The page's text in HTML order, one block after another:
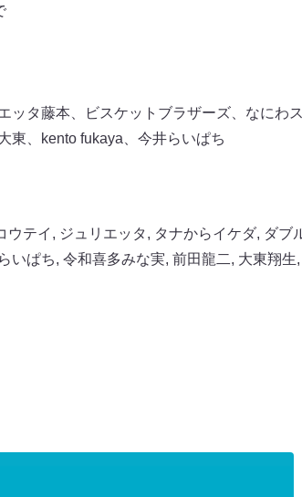
ッタ藤本、ビスケットブラザーズ、なにわ
東、kento fukaya、今井らいぱち
ウテイ , ジュリエッタ , タナからイケダ, ダブ
いぱち, 令和喜多みな実, 前田龍二, 大東翔生,